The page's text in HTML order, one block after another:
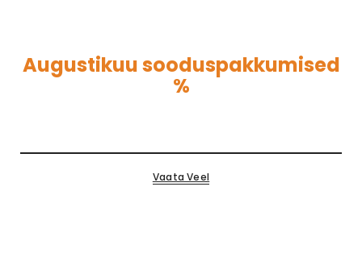
Augustikuu sooduspakkumised
%
Vaata Veel